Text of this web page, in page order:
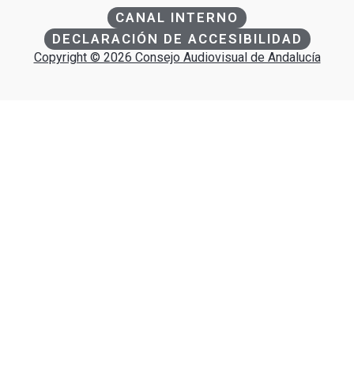
CANAL INTERNO
DECLARACIÓN DE ACCESIBILIDAD
Copyright © 2026 Consejo Audiovisual de Andalucía